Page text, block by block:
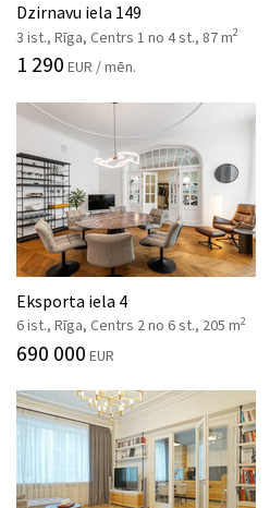
Dzirnavu iela 149
3 ist., Rīga, Centrs 1 no 4 st., 87 m2
1 290 EUR / mēn.
Eksporta iela 4
6 ist., Rīga, Centrs 2 no 6 st., 205 m2
690 000 EUR